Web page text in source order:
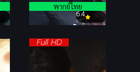
6.4
พากย์ไทย
Full HD